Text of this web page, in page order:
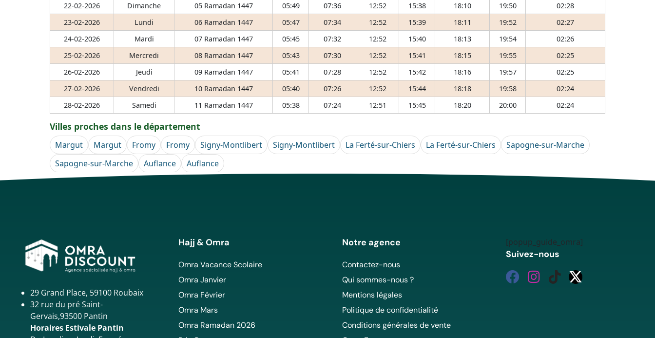
22-02-2026
Dimanche 05 Ramadan 1447 05:49 07:36 12:52 15:38 18:10 19:50
02:28
23-02-2026
Lundi 06 Ramadan 1447 05:47 07:34 12:52 15:39 18:11 19:52
02:27
24-02-2026
Mardi 07 Ramadan 1447 05:45 07:32 12:52 15:40 18:13 19:54
02:26
25-02-2026
Mercredi 08 Ramadan 1447 05:43 07:30 12:52 15:41 18:15 19:55
02:25
26-02-2026
Jeudi 09 Ramadan 1447 05:41 07:28 12:52 15:42 18:16 19:57
02:25
27-02-2026
Vendredi 10 Ramadan 1447 05:40 07:26 12:52 15:44 18:18 19:58
02:24
28-02-2026
Samedi 11 Ramadan 1447 05:38 07:24 12:51 15:45 18:20 20:00 02:24
Villes proches dans le département
Margut Margut Fromy Fromy Signy-Montlibert Signy-Montlibert La Ferté-sur-Chiers La Ferté-sur-Chiers
Sapogne-sur-Marche
Sapogne-sur-Marche
Auflance Auflance
29 Grand Place, 59100 Roubaix
32 rue du pré Saint-
Gervais,93500 Pantin
Horaires Estivale Pantin
Hajj & Omra
Omra Vacance Scolaire
Omra Janvier
Omra Février
Omra Mars
Omra Ramadan 2026
Notre agence
Contactez-nous
Qui sommes-nous ?
Mentions légales
Politique de confidentialité
Conditions générales de vente
[popup_guide_omra]
Suivez-nous